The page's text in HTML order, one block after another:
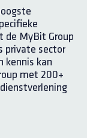
de MyBit Group
private sector
kennis kan
met 200+